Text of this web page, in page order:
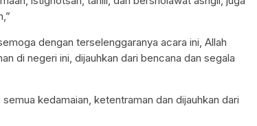
dengan terselenggaranya acara ini, Allah
di negeri ini, dijauhkan dari bencana dan segala
kedamaian, ketentraman dan dijauhkan dari